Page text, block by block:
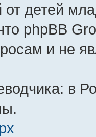
детей
phpBB
и не
в